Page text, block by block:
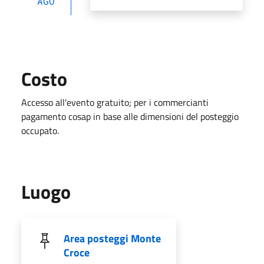
Costo
Accesso all'evento gratuito; per i commercianti
pagamento cosap in base alle dimensioni del posteggio
occupato.
Luogo
Area posteggi Monte
Croce